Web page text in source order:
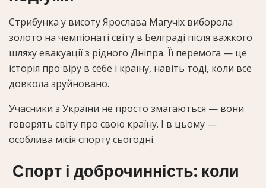
Стрибунка у висоту Ярослава Магучіх виборола
золото на чемпіонаті світу в Белграді після важкого
шляху евакуації з рідного Дніпра. Її перемога — це
історія про віру в себе і країну, навіть тоді, коли все
довкола зруйновано.
Учасники з України не просто змагаються — вони
говорять світу про свою країну. І в цьому —
особлива місія спорту сьогодні.
Спорт і доброчинність: коли